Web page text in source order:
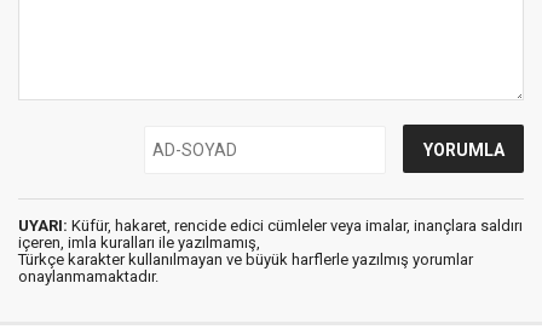
UYARI: Küfür, hakaret, rencide edici cümleler veya imalar, inançlara saldırı
içeren, imla kuralları ile yazılmamış,
Türkçe karakter kullanılmayan ve büyük harflerle yazılmış yorumlar
onaylanmamaktadır.